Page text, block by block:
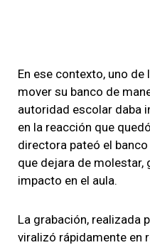
En ese contexto, uno
mover su banco de
autoridad escolar daba
en la reacción que
directora pateó el
que dejara de molestar,
impacto en el aula.
La grabación, realizada
viralizó rápidamente en